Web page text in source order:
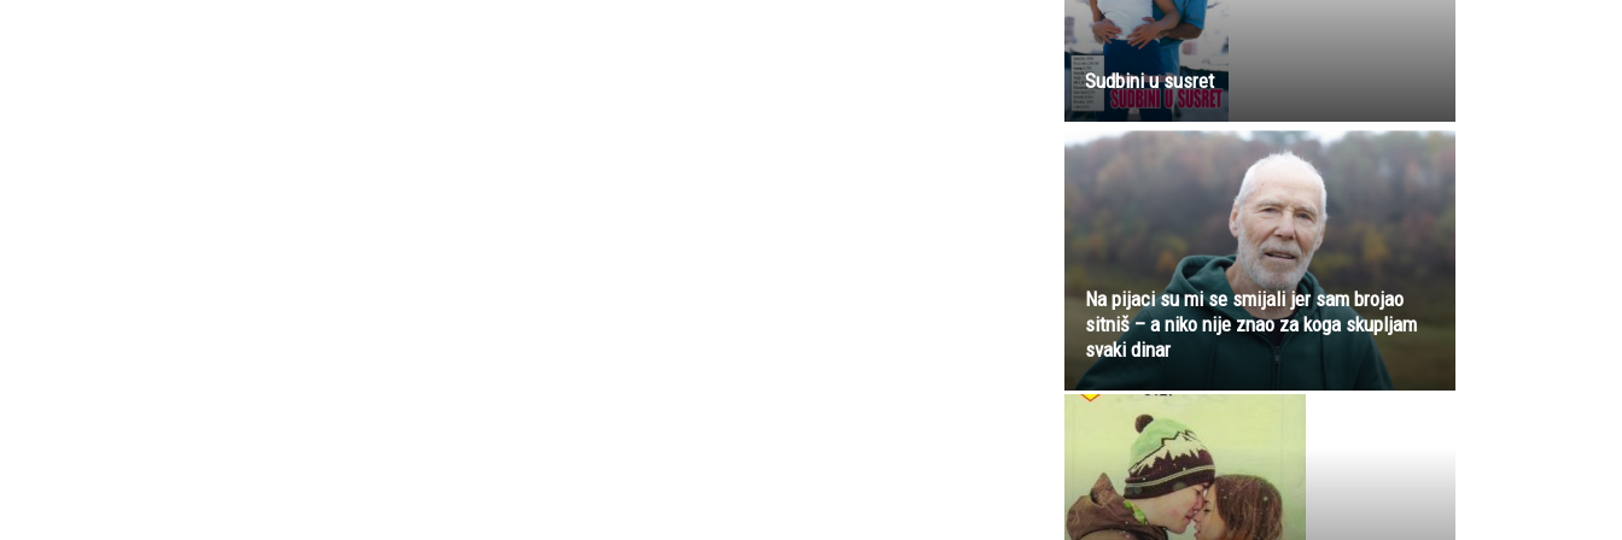
Sudbini u susret
Na pijaci su mi se smijali jer sam brojao
sitniš – a niko nije znao za koga skupljam
svaki dinar